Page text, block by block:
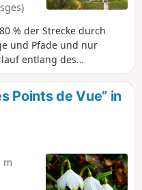
% der Strecke durch
und Pfade und nur
entlang des
auf die
Points de Vue” in
m